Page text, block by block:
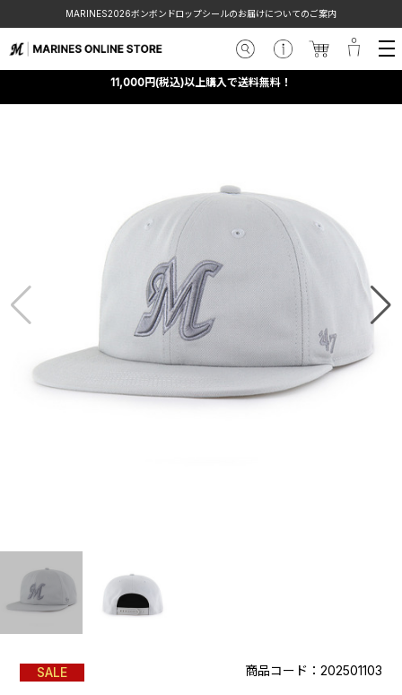
MARINES2026ボンボンドロップシールのお届けについてのご案内
11,000円(税込)以上購入で送料無料！
SALE 商品コード：202501103